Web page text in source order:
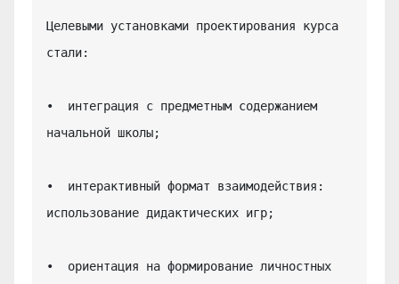
Целевыми установками проектирования курса
стали:
•  интеграция с предметным содержанием
начальной школы;
•  интерактивный формат взаимодействия:
использование дидактических игр;
•  ориентация на формирование личностных